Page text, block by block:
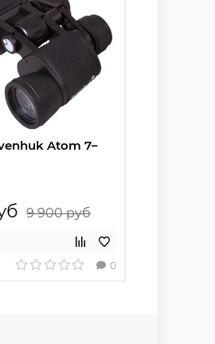
Atom 7–
9 900 руб
0